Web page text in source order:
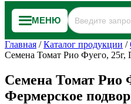
МЕНЮ
Главная /Каталог продукции /
Семена Томат Рио Фуего, 25г,
Семена Томат Рио
Фермерское